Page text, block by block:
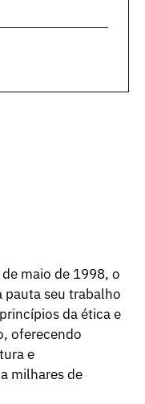
maio de 1998, o
pauta seu trabalho
da ética e
oferecendo
e
milhares de